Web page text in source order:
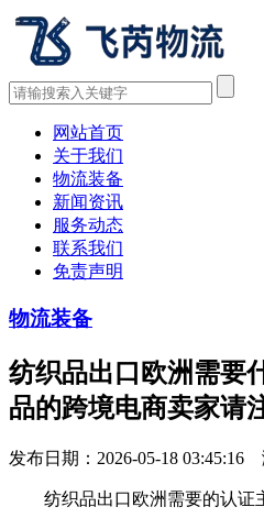
网站首页
关于我们
物流装备
新闻资讯
服务动态
联系我们
免责声明
物流装备
纺织品出口欧洲需要
品的跨境电商卖家请
发布日期：2026-05-18 03:45:16
纺织品出口欧洲需要的认证